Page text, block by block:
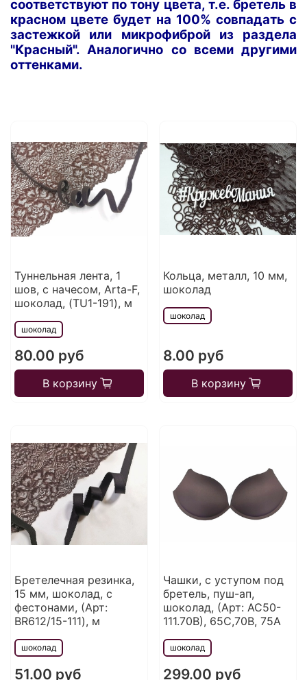
соответствуют по тону цвета, т.е. бретель в
красном цвете будет на 100% совпадать с
застежкой или микрофиброй из раздела
"Красный". Аналогично со всеми другими
оттенками.
Туннельная лента, 1
шов, с начесом, Arta-F,
шоколад, (TU1-191), м
шоколад
80.00 руб
В корзину
Кольца, металл, 10 мм,
шоколад
шоколад
8.00 руб
В корзину
Бретелечная резинка,
15 мм, шоколад, с
фестонами, (Арт:
BR612/15-111), м
шоколад
51.00 руб
Чашки, с уступом под
бретель, пуш-ап,
шоколад, (Арт: АС50-
111.70В), 65C,70B, 75A
шоколад
299.00 руб